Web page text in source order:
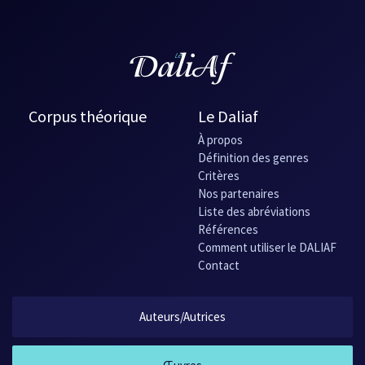
Corpus théorique Le Daliaf
À propos
Définition des genres
Critères
Nos partenaires
Liste des abréviations
Références
Comment utiliser le DALIAF
Contact
Auteurs/Autrices